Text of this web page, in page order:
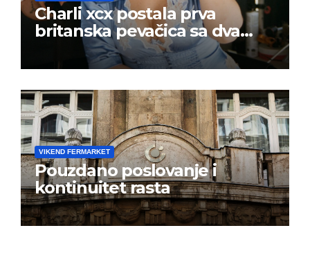
Charli xcx postala prva
britanska pevačica sa dva
albuma na prvom mestu u
istoj kalendarskoj godini
VIKEND FERMARKET
Pouzdano poslovanje i
kontinuitet rasta